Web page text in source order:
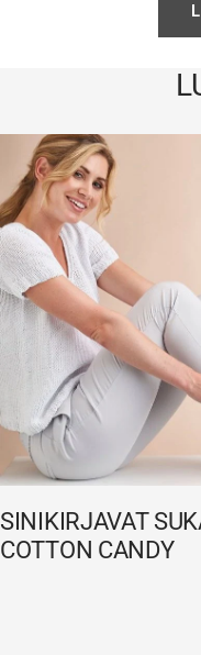
SINIKIRJAVAT
COTTON CANDY